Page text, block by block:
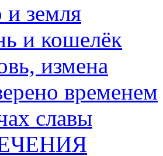
земля
и кошелёк
измена
временем
славы